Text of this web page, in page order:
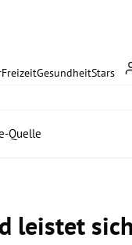
FreizeitGesundheitStars
Quelle
leistet